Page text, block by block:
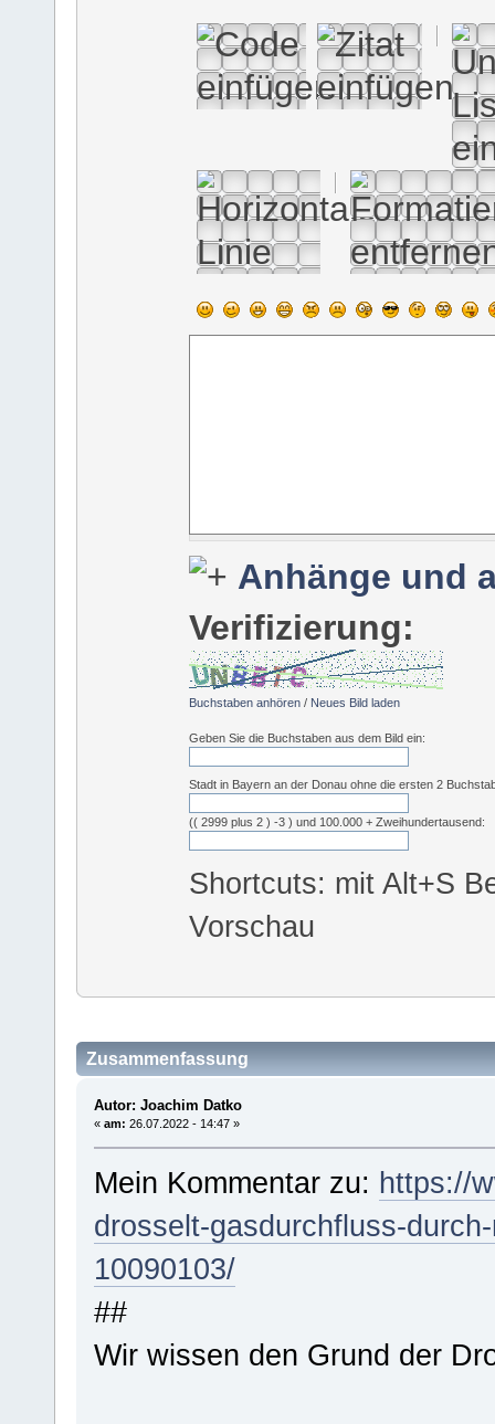
Anhänge und
Verifizierung:
Buchstaben anhören / Neues Bild laden
Geben Sie die Buchstaben aus dem Bild ein:
Stadt in Bayern an der Donau ohne die ersten 2
(( 2999 plus 2 ) -3 ) und 100.000 + Zweihundertausend:
Shortcuts: mit Alt+S
Vorschau
Zusammenfassung
Autor: Joachim Datko
« am: 26.07.2022 - 14:47 »
Mein Kommentar zu: https://
drosselt-gasdurchfluss-
10090103/
##
Wir wissen den Grund der